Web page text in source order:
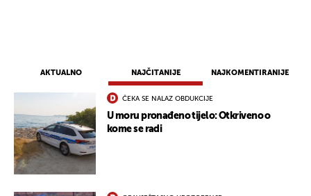
AKTUALNO NAJČITANIJE NAJKOMENTIRANIJE
ČEKA SE NALAZ OBDUKCIJE
U moru pronađeno tijelo: Otkriveno o
kome se radi